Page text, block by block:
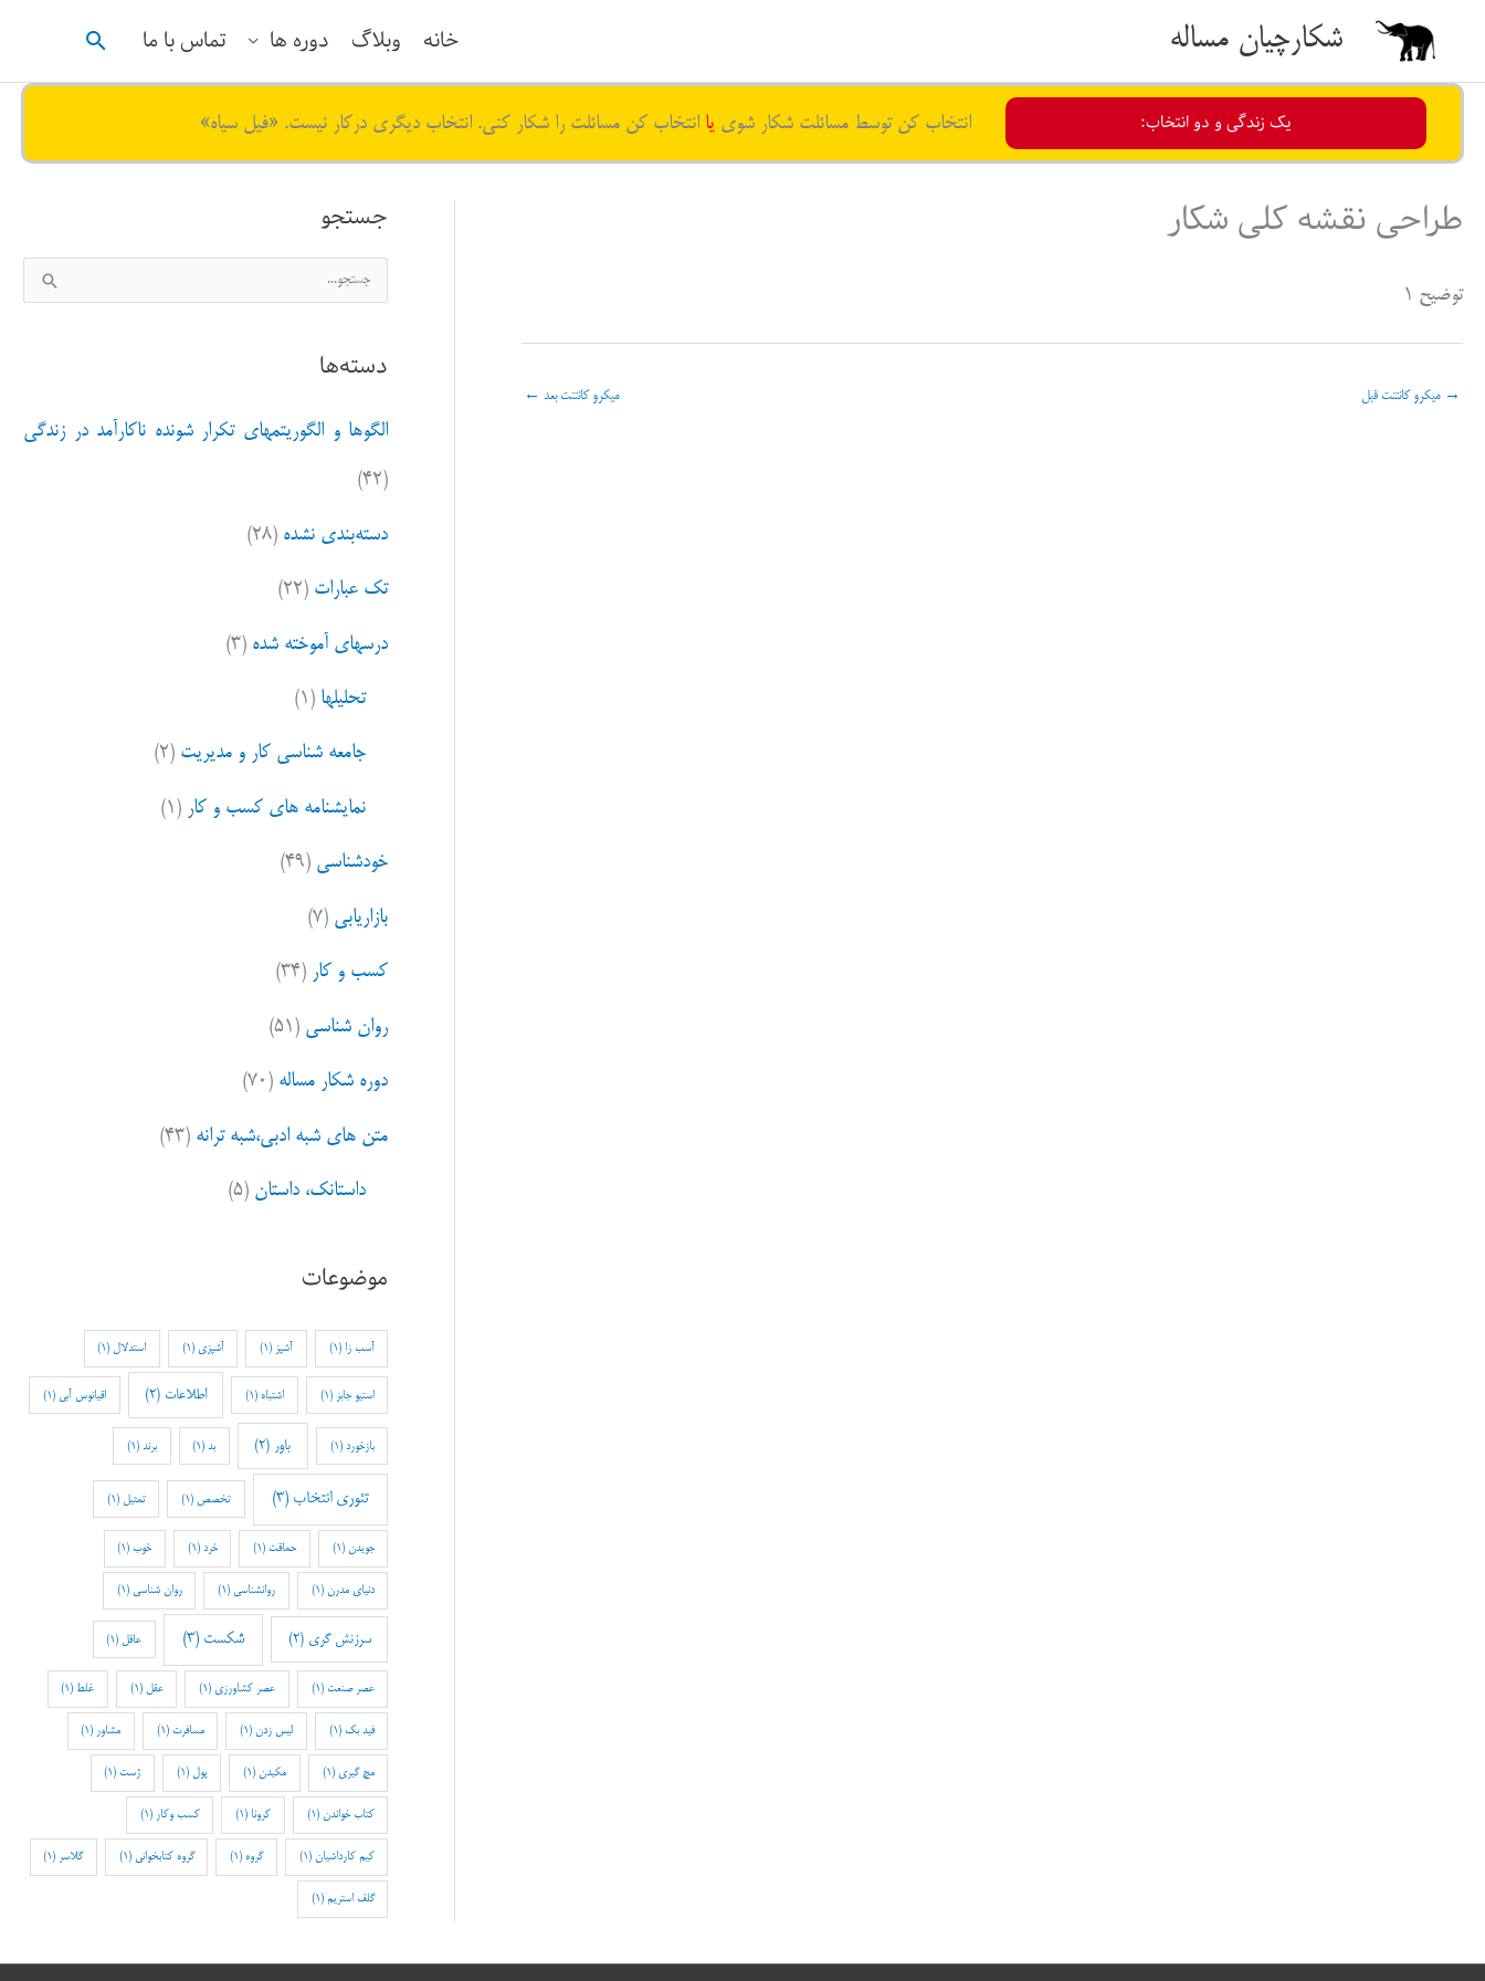
شکارچیان مساله خانه وبلاگ دوره ها تماس با ما جستجو
یک زندگی و دو انتخاب: انتخاب کن توسط مسائلت شکار شوی یا انتخاب کن مسائلت را شکار کنی. انتخاب دیگری درکار نیست. «فیل سیاه»
طراحی نقشه کلی شکار
توضیح ۱
→ میکرو کانتنت قبل میکرو کانتنت بعد ←
جستجو
س
ج
ب
ر
ی
دسته‌ها
الگوها و الگوریتمهای تکرار شونده ناکارآمد در زندگی
(۴۲)
دسته‌بندی نشده (۲۸)
تک عبارات (۲۲)
درسهای آموخته شده (۳)
تحلیلها (۱)
جامعه شناسی کار و مدیریت (۲)
نمایشنامه های کسب و کار (۱)
خودشناسی (۴۹)
بازاریابی (۷)
کسب و کار (۳۴)
روان شناسی (۵۱)
دوره شکار مساله (۷۰)
متن های شبه ادبی،شبه ترانه (۴۳)
داستانک، داستان (۵)
موضوعات
آسب زا (1) آشپز (1) آشپزی (1) استدلال (1)
استیو جابز (1) اشتباه (1) اطلاعات (2) اقیانوس آبی (1)
بازخورد (1) باور (2) بد(1) برند (1)
تئوری انتخاب (3) تخصص (1) تمثیل (1)
جویدن (1) حماقت(1) خرد (1) خوب(1)
دنیای مدرن (1) روانشناسی (1) روان شناسی (1)
سرزنش گری (2) شکست (3) عاقل (1)
عصر صنعت (1) عصر کشاورزی(1) عقل (1) غلط (1)
فید بک (1) لیس زدن (1) مسافرت (1) مشاور (1)
مچ گیری (1) مکیدن (1) پول (1) ژست(1)
کتاب خواندن (1) کرونا (1) کسب وکار (1)
کیم کارداشیان (1) گروه (1) گروه کتابخوانی (1) گلاسر (1)
گلف استریم (1)